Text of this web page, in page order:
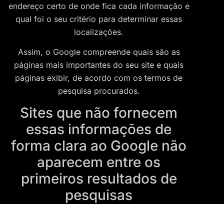
endereço certo de onde fica cada informação e
qual foi o seu critério para determinar essas
localizações.
Assim, o Google compreende quais são as
páginas mais importantes do seu site e quais
páginas exibir, de acordo com os termos de
pesquisa procurados.
Sites que não fornecem
essas informações de
forma clara ao Google não
aparecem entre os
primeiros resultados de
pesquisas